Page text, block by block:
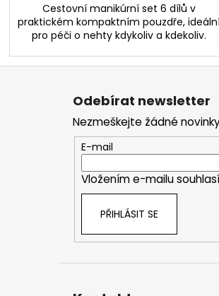
Cestovní manikúrní set 6 dílů v
praktickém kompaktním pouzdře,
pro péči o nehty kdykoliv a kdekoliv.
Z
Odebírat newsletter
Nezmeškejte žádné
E-mail
Vložením e-mailu
PŘIHLÁSIT SE